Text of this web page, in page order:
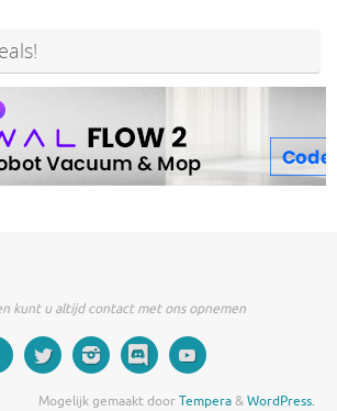
kunt u altijd contact met ons opnemen
Mogelijk gemaakt doorTempera&WordPress.